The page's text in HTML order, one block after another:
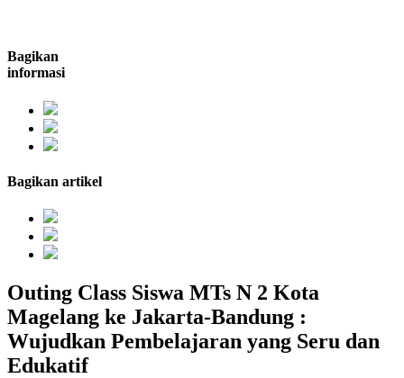
Bagikan
informasi
Bagikan artikel
Outing Class Siswa MTs N 2 Kota
Magelang ke Jakarta-Bandung :
Wujudkan Pembelajaran yang Seru dan
Edukatif